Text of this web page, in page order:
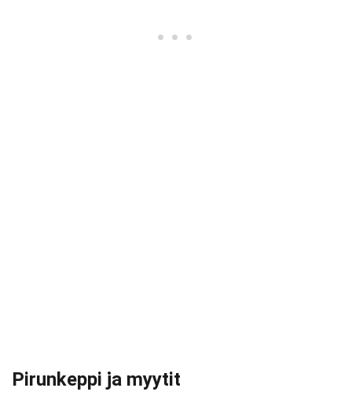
Pirunkeppi ja myytit